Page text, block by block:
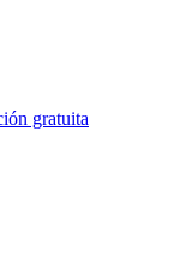
gratuita